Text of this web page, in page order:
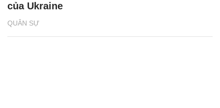
QUÂN SỰ
của Ukraine